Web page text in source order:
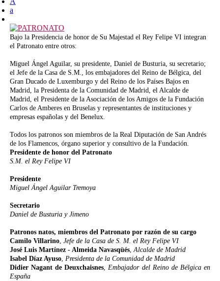
a
Bajo la Presidencia de honor de Su Majestad el Rey Felipe VI integran
el Patronato entre otros:
Miguel Ángel Aguilar, su presidente, Daniel de Busturia, su secretario;
el Jefe de la Casa de S.M., los embajadores del Reino de Bélgica, del
Gran Ducado de Luxemburgo y del Reino de los Países Bajos en
Madrid, la Presidenta de la Comunidad de Madrid, el Alcalde de
Madrid, el Presidente de la Asociación de los Amigos de la Fundación
Carlos de Amberes en Bruselas y representantes de instituciones y
empresas españolas y del Benelux.
Todos los patronos son miembros de la Real Diputación de San Andrés
de los Flamencos, órgano superior y consultivo de la Fundación.
Presidente de honor del Patronato
S.M. el Rey Felipe VI
Presidente
Miguel Ángel Aguilar Tremoya
Secretario
Daniel de Busturia y Jimeno
Patronos natos, miembros del Patronato por razón de su cargo
Camilo Villarino, Jefe de la Casa de S. M. el Rey Felipe VI
José Luis Martínez - Almeida Navasqüés,Alcalde de Madrid
Isabel Díaz Ayuso, Presidenta de la Comunidad de Madrid
Didier Nagant de Deuxchaisnes,Embajador del Reino de Bélgica en
España